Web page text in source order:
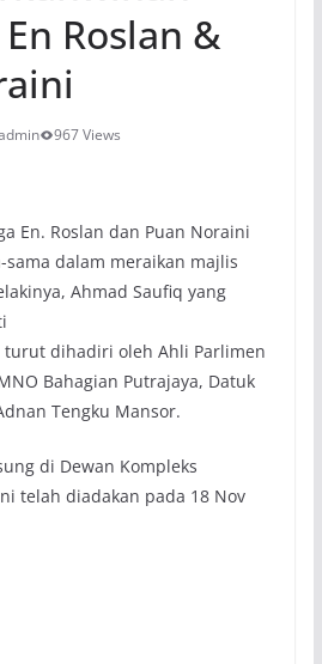
Roslan &
967 Views
En. Roslan dan Puan Noraini
dalam meraikan majlis
Ahmad Saufiq yang
turut dihadiri oleh Ahli Parlimen
Bahagian Putrajaya, Datuk
Tengku Mansor.
di Dewan Kompleks
telah diadakan pada 18 Nov